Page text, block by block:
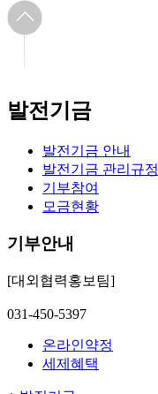
발전기금
발전기금 안내
발전기금 관리규정
기부참여
모금현황
기부안내
[대외협력홍보팀]
031-450-5397
온라인약정
세제혜택